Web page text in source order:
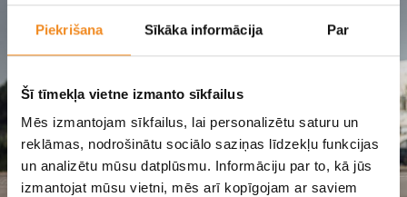
Piekrišana Sīkāka informācija Par
Šī tīmekļa vietne izmanto sīkfailus
Mēs izmantojam sīkfailus, lai personalizētu saturu un
reklāmas, nodrošinātu sociālo saziņas līdzekļu funkcijas
un analizētu mūsu datplūsmu. Informāciju par to, kā jūs
izmantojat mūsu vietni, mēs arī kopīgojam ar saviem